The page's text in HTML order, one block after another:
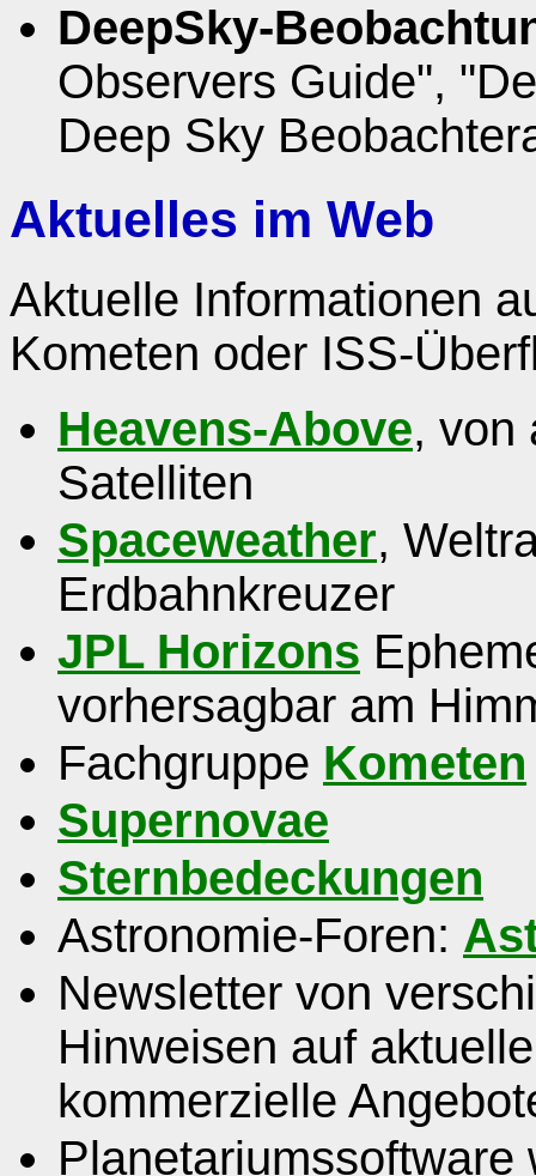
DeepSky-
Observers Guide",
Deep Sky
Aktuelles im Web
Aktuelle Informationen
Kometen oder ISS-
Heavens-Above, von
Satelliten
Spaceweather,
Erdbahnkreuzer
JPL Horizons
vorhersagbar am
Fachgruppe Kometen
Supernovae
Sternbedeckungen
Astronomie-Foren:
Newsletter von
Hinweisen auf
kommerzielle